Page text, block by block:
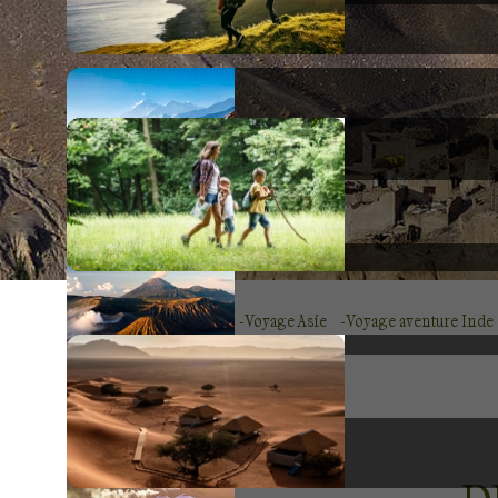
Voyage Asie Voyage aventure Inde